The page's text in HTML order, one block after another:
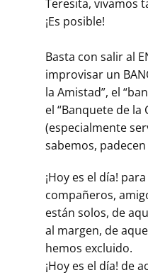
Teresita, vivamos
¡Es posible!
Basta con salir al
improvisar un
la Amistad”, el
el “Banquete de la
(especialmente
sabemos,
¡Hoy es el día!
compañeros,
están solos, de
al margen, de
hemos excluido.
¡Hoy es el día! de